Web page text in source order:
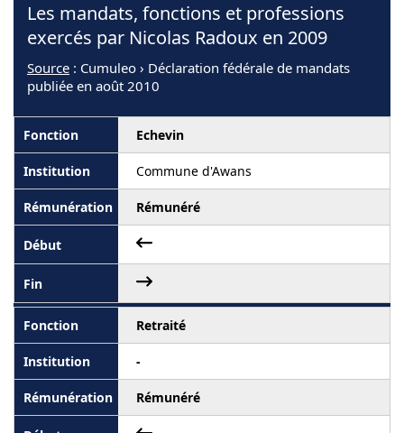
Les mandats, fonctions et professions
exercés par Nicolas Radoux en 2009
Source : Cumuleo › Déclaration fédérale de mandats
publiée en août 2010
Echevin
Commune d'Awans
Rémunéré
Retraité
-
Rémunéré